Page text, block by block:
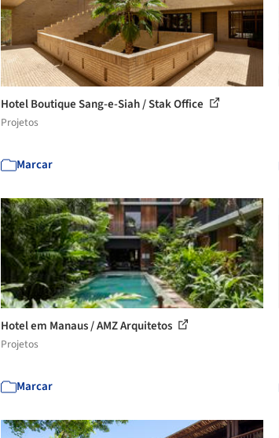
Hotel Boutique Sang-e-Siah / Stak Office
Projetos
Marcar
Hotel em Manaus / AMZ Arquitetos
Projetos
Marcar